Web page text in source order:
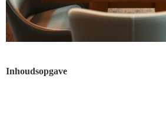
Inhoudsopgave